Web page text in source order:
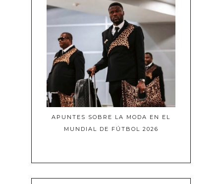
APUNTES SOBRE LA MODA EN EL
MUNDIAL DE FÚTBOL 2026